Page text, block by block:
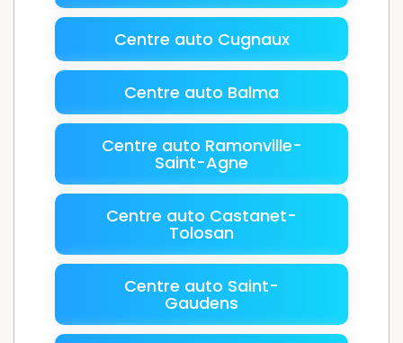
Centre auto Cugnaux
Centre auto Balma
Centre auto Ramonville-
Saint-Agne
Centre auto Castanet-
Tolosan
Centre auto Saint-
Gaudens